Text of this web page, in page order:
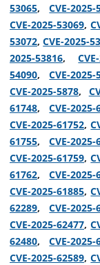
53065,CVE-2025-
CVE-2025-53069,
53072,CVE-2025-
2025-53816,
54090,CVE-2025-
CVE-2025-5878,
61748,CVE-2025-
CVE-2025-61752,
61755,CVE-2025-
CVE-2025-61759,
61762,CVE-2025-
CVE-2025-61885,
62289,CVE-2025-
CVE-2025-62477,
62480,CVE-2025-
CVE-2025-62589,